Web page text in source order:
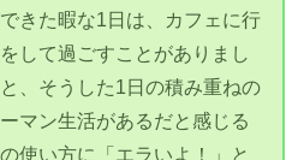
きた暇な1日は、カフェに行
して過ごすことがありまし
、そうした1日の積み重ねの
マン生活があるだと感じる
使い方に「エラいよ！」と